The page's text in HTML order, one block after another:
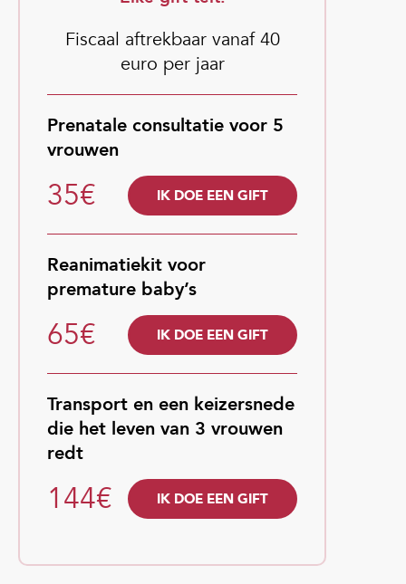
Fiscaal aftrekbaar vanaf 40
euro per jaar
Prenatale consultatie voor 5
vrouwen
35€ IK DOE EEN GIFT
Reanimatiekit voor
premature baby’s
65€ IK DOE EEN GIFT
Transport en een keizersnede
die het leven van 3 vrouwen
redt
144€ IK DOE EEN GIFT